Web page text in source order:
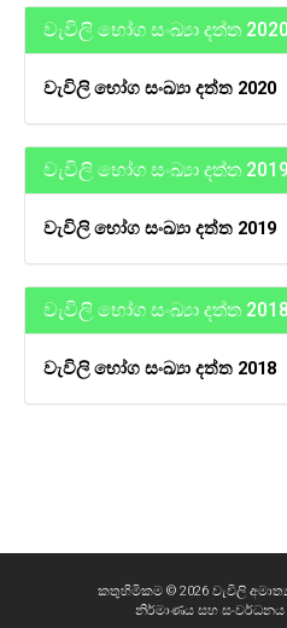
වැවිලි භෝග සංඛ්‍යා දත්ත 2020
වැවිලි භෝග සංඛ්‍යා දත්ත 2020
වැවිලි භෝග සංඛ්‍යා දත්ත 2019
වැවිලි භෝග සංඛ්‍යා දත්ත 2019
වැවිලි භෝග සංඛ්‍යා දත්ත 2018
වැවිලි භෝග සංඛ්‍යා දත්ත 2018
කතුහිමිකම © 2026 වැවිලි
නිර්මාණය සහ සංවර්ධනය